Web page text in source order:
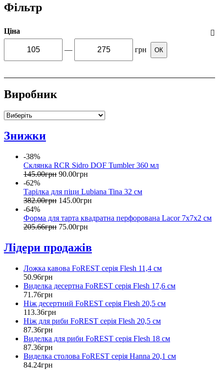
Фільтр
Ціна
— грн ОК
Виробник
Знижки
-38%
Склянка RCR Sidro DOF Tumbler 360 мл
145.00грн 90.00грн
-62%
Тарілка для піци Lubiana Tina 32 см
382.00грн 145.00грн
-64%
Форма для тарта квадратна перфорована Lacor 7х7х2 см
205.66грн 75.00грн
Лідери продажів
Ложка кавова FoREST серія Flesh 11,4 см
50.96грн
Виделка десертна FoREST серія Flesh 17,6 см
71 .76грн
Ніж десертний FoREST серія Flesh 20,5 см
113.36грн
Ніж для риби FoREST серія Flesh 20,5 см
87.36грн
Виделка для риби FoREST серія Flesh 18 см
87.36грн
Виделка столова FoREST серія Hanna 20,1 см
84.24грн